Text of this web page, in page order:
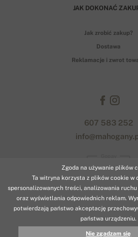
JAK DOKONAĆ
Jak zrobić zakup?
Dostawa
Reklamacje i zwrot
607 583 252
© 2026
Zgoda na używanie plików
Ta witryna korzysta z plików cookie w
spersonalizowanych treści, analizowania
oraz wyświetlania odpowiednich reklam.
potwierdzają państwo akceptację
państwa urządzeniu.
Nie zgadzam się